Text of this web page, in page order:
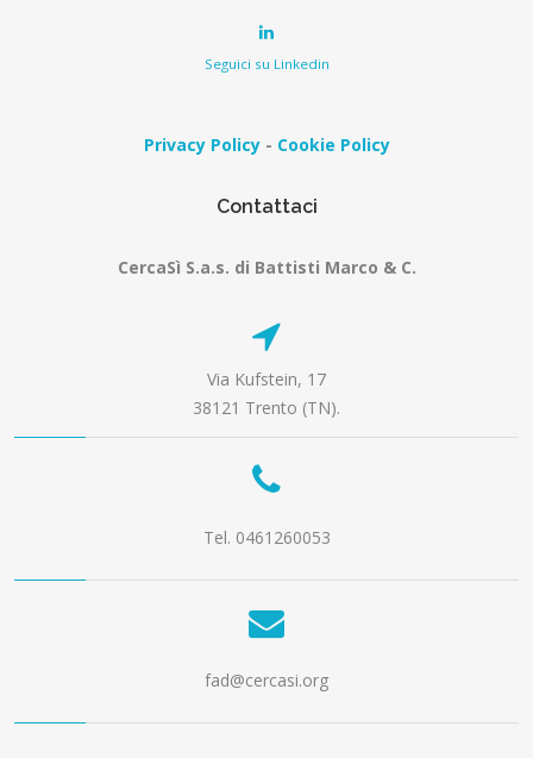
Seguici su Linkedin
Privacy Policy- Cookie Policy
Contattaci
CercaSì S.a.s. di Battisti Marco & C.
Via Kufstein, 17
38121 Trento (TN).
Tel. 0461260053
fad@cercasi.org